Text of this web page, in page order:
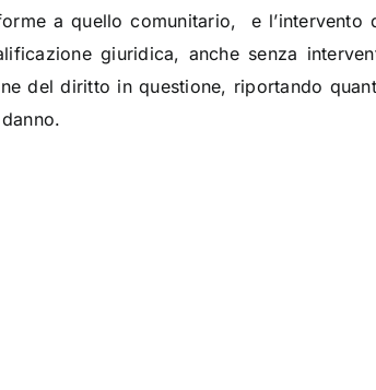
a quello comunitario, e l’intervento
giuridica, anche senza
del diritto in questione, riportando